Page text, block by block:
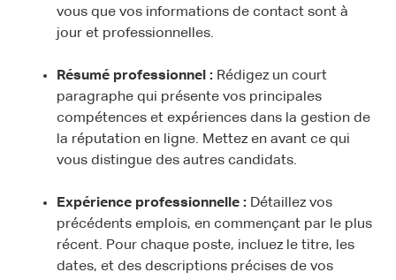
vous que vos informations de contact sont à
jour et professionnelles.
Résumé professionnel : Rédigez un court
paragraphe qui présente vos principales
compétences et expériences dans la gestion de
la réputation en ligne. Mettez en avant ce qui
vous distingue des autres candidats.
Expérience professionnelle : Détaillez vos
précédents emplois, en commençant par le plus
récent. Pour chaque poste, incluez le titre, les
dates, et des descriptions précises de vos